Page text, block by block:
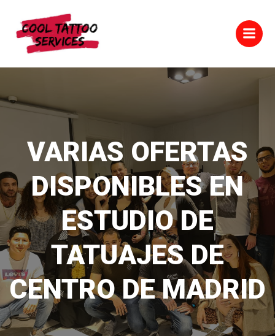
VARIAS OFERTAS
DISPONIBLES EN
ESTUDIO DE
TATUAJES DE
CENTRO DE MADRID